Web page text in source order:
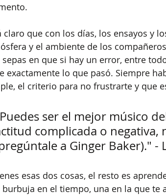
claro que con los días, los ensayos y
y el ambiente de los
sepas en que si hay un error, entre
exactamente lo que pasó. Siempre
el criterio para no frustrarte y que
ser el mejor músico
complicada o
a Ginger Baker)." -
esas dos cosas, el resto es
burbuja en el tiempo, una en la que te